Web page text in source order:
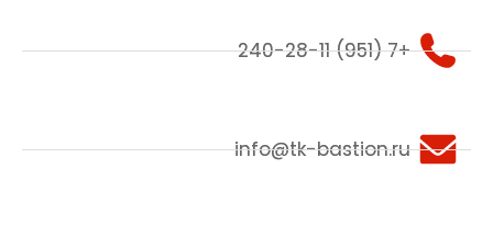
+7 (951) 240-28-11
info@tk-bastion.ru